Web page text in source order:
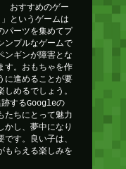
おすすめのゲー
というゲームは
パーツを集めてプ
ンプルなゲームで
ンギンが障害とな
す。おもちゃを作
に進めることが要
めるでしょう。
するGoogleの
たちにとって魅力
かし、夢中になり
す。良い子は、
もらえる楽しみを